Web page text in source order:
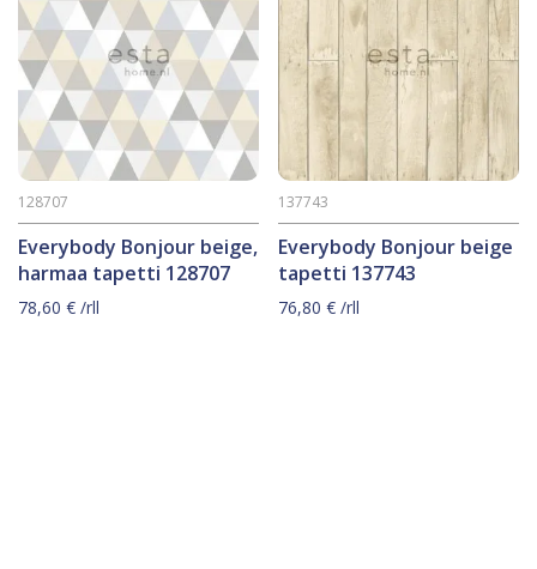
Everybody Bonjour beige,
harmaa tapetti 128707
128707
78,60 € /rll
Everybody Bonjour beige
tapetti 137743
137743
76,80€ /rll